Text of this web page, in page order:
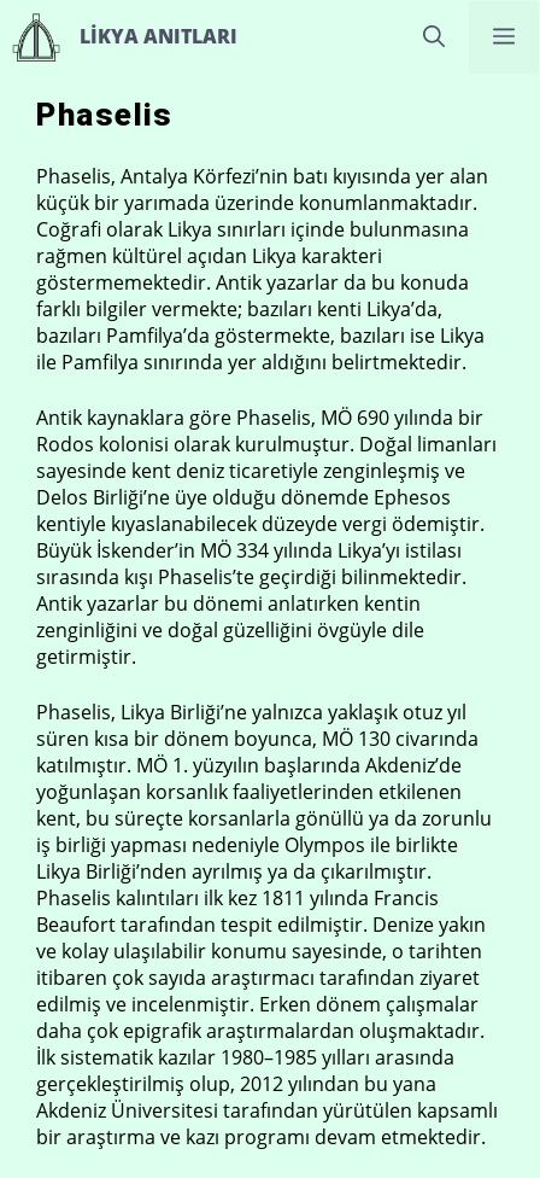
İçeriğe
atla
LIKYA ANITLARI
Phaselis
Phaselis, Antalya Körfezi’nin batı kıyısında yer alan
küçük bir yarımada üzerinde konumlanmaktadır.
Coğrafi olarak Likya sınırları içinde bulunmasına
rağmen kültürel açıdan Likya karakteri
göstermemektedir. Antik yazarlar da bu konuda
farklı bilgiler vermekte; bazıları kenti Likya’da,
bazıları Pamfilya’da göstermekte, bazıları ise Likya
ile Pamfilya sınırında yer aldığını belirtmektedir.
Antik kaynaklara göre Phaselis, MÖ 690 yılında bir
Rodos kolonisi olarak kurulmuştur. Doğal limanları
sayesinde kent deniz ticaretiyle zenginleşmiş ve
Delos Birliği’ne üye olduğu dönemde Ephesos
kentiyle kıyaslanabilecek düzeyde vergi ödemiştir.
Büyük İskender’in MÖ 334 yılında Likya’yı istilası
sırasında kışı Phaselis’te geçirdiği bilinmektedir.
Antik yazarlar bu dönemi anlatırken kentin
zenginliğini ve doğal güzelliğini övgüyle dile
getirmiştir.
Phaselis, Likya Birliği’ne yalnızca yaklaşık otuz yıl
süren kısa bir dönem boyunca, MÖ 130 civarında
katılmıştır. MÖ 1. yüzyılın başlarında Akdeniz’de
yoğunlaşan korsanlık faaliyetlerinden etkilenen
kent, bu süreçte korsanlarla gönüllü ya da zorunlu
iş birliği yapması nedeniyle Olympos ile birlikte
Likya Birliği’nden ayrılmış ya da çıkarılmıştır.
Phaselis kalıntıları ilk kez 1811 yılında Francis
Beaufort tarafından tespit edilmiştir. Denize yakın
ve kolay ulaşılabilir konumu sayesinde, o tarihten
itibaren çok sayıda araştırmacı tarafından ziyaret
edilmiş ve incelenmiştir. Erken dönem çalışmalar
daha çok epigrafik araştırmalardan oluşmaktadır.
İlk sistematik kazılar 1980–1985 yılları arasında
gerçekleştirilmiş olup, 2012 yılından bu yana
Akdeniz Üniversitesi tarafından yürütülen kapsamlı
bir araştırma ve kazı programı devam etmektedir.